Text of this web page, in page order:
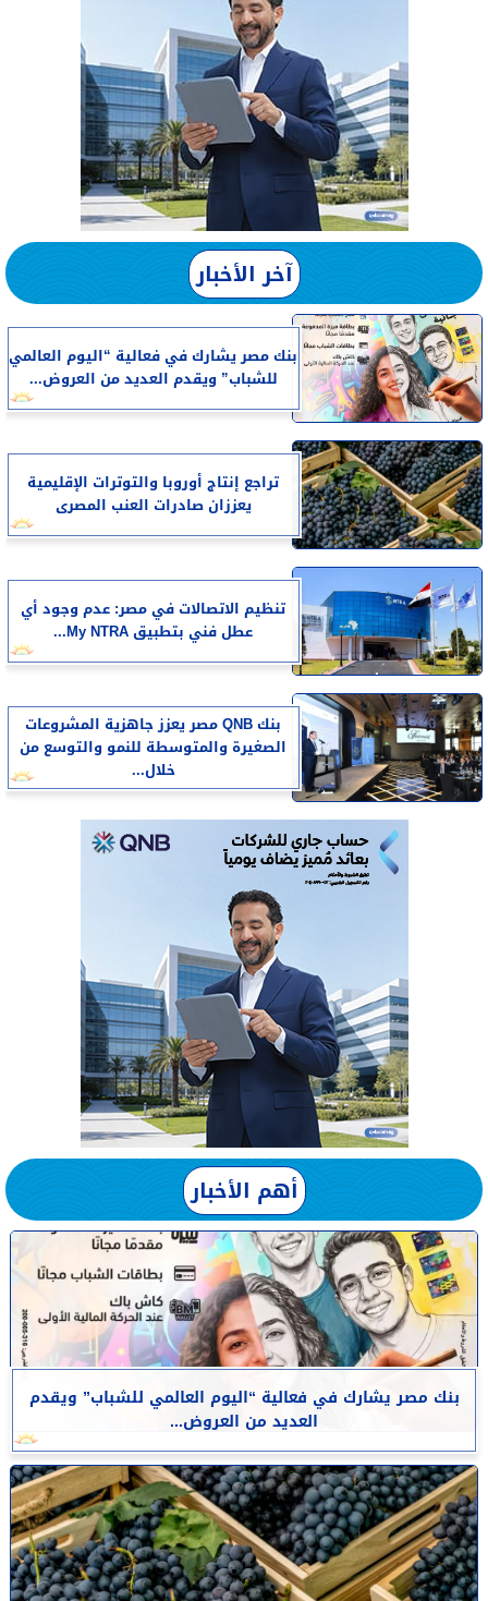
آخر الأخبار
بنك مصر يشارك في فعالية “اليوم العالمي
للشباب” ويقدم العديد من العروض...
تراجع إنتاج أوروبا والتوترات الإقليمية
يعززان صادرات العنب المصرى
تنظيم الاتصالات في مصر: عدم وجود أي
عطل فني بتطبيق My NTRA...
بنك QNB مصر يعزز جاهزية المشروعات
الصغيرة والمتوسطة للنمو والتوسع من
خلال...
أهم الأخبار
بنك مصر يشارك في فعالية “اليوم العالمي للشباب” ويقدم
العديد من العروض...